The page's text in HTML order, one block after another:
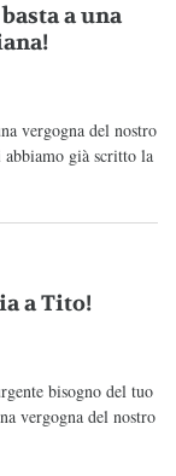
a una
vergogna del nostro
abbiamo già scritto la
a Tito!
bisogno del tuo
vergogna del nostro